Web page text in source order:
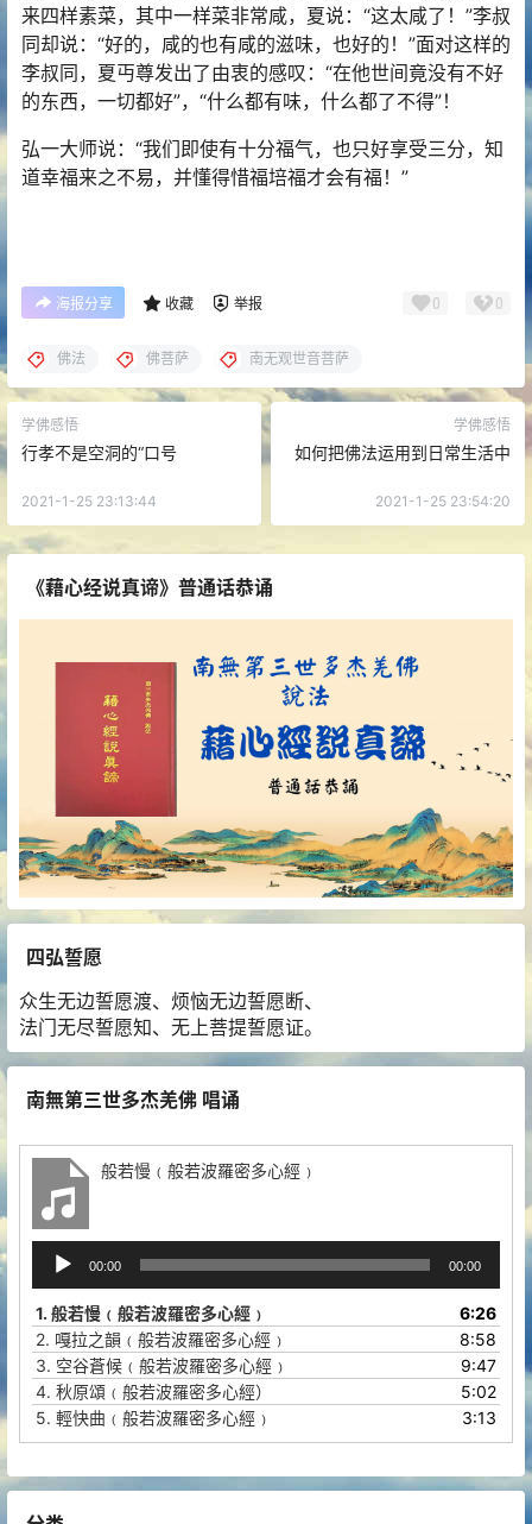
来四样素菜，其中一样菜非常咸，夏说：“这太咸了！”李叔
同却说：“好的，咸的也有咸的滋味，也好的！”面对这样的
李叔同，夏丏尊发出了由衷的感叹：“在他世间竟没有不好
的东西，一切都好”，“什么都有味，什么都了不得”！
弘一大师说：“我们即使有十分福气，也只好享受三分，知
道幸福来之不易，并懂得惜福培福才会有福！”
海报分享 收藏 举报 0 0
佛法 佛菩萨 南无观世音菩萨
学佛感悟
行孝不是空洞的“口号
2021-1-25 23:13:44
学佛感悟
如何把佛法运用到日常生活中
2021-1-25 23:54:20
《藉心经说真谛》普通话恭诵
四弘誓愿
众生无边誓愿渡、烦恼无边誓愿断、
法门无尽誓愿知、无上菩提誓愿证。
南無第三世多杰羌佛 唱诵
般若慢﹙般若波羅密多心經﹚
播
放
器
00:00 00:00
1. 般若慢﹙般若波羅密多心經﹚
6:26
2. 嘎拉之韻﹙般若波羅密多心經﹚
8:58
3. 空谷蒼候﹙般若波羅密多心經﹚
9:47
4. 秋原頌﹙般若波羅密多心經）
5:02
5. 輕快曲﹙般若波羅密多心經﹚ 3:13